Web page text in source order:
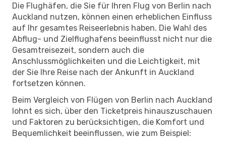
Die Flughäfen, die Sie für Ihren Flug von Berlin nach
Auckland nutzen, können einen erheblichen Einfluss
auf Ihr gesamtes Reiseerlebnis haben. Die Wahl des
Abflug- und Zielflughafens beeinflusst nicht nur die
Gesamtreisezeit, sondern auch die
Anschlussmöglichkeiten und die Leichtigkeit, mit
der Sie Ihre Reise nach der Ankunft in Auckland
fortsetzen können.
Beim Vergleich von Flügen von Berlin nach Auckland
lohnt es sich, über den Ticketpreis hinauszuschauen
und Faktoren zu berücksichtigen, die Komfort und
Bequemlichkeit beeinflussen, wie zum Beispiel: